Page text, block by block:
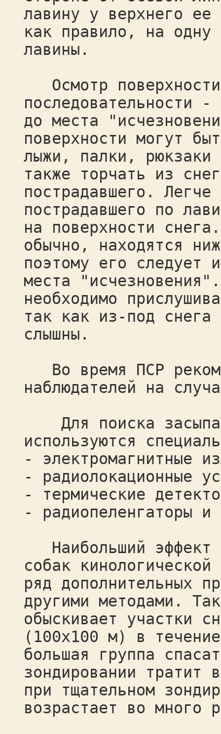
лавину у верхнего
как правило, на одну
лавины.
Осмотр
последовательности
до места
поверхности могут
лыжи, палки, рюкзаки
также торчать из
пострадавшего. Легче
пострадавшего по
на поверхности
обычно, находятся
поэтому его следует
места
необходимо
так как из-под снега
слышны.
Во время ПСР
наблюдателей на
Для поиска
используются
- электромагнитные
- радиолокационные
- термические
- радиопеленгаторы
Наибольший эффект
собак
ряд дополнительных
другими методами.
обыскивает участки
(100х100 м) в
большая группа
зондировании
при тщательном
возрастает во много